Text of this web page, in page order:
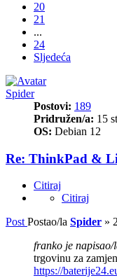
20
21
...
24
Sljedeća
Spider
Postovi: 189
Pridružen/a: 15
OS: Debian 12
Re: ThinkPad &
Citiraj
Citiraj
Post Postao/la Spider »
franko je napisao/
trgovinu za
https://